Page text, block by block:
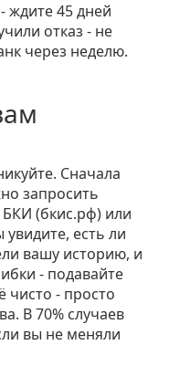
- ждите 45 дней
отказ - не
через неделю.
Сначала
запросить
(бкис.рф) или
есть ли
вашу историю, и
- подавайте
чисто - просто
В 70% случаев
вы не меняли